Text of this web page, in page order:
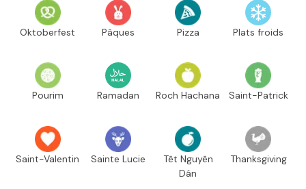
Oktoberfest Pâques Pizza Plats froids
Pourim Ramadan Roch Hachana Saint-Patrick
Saint-Valentin Sainte Lucie
Têt Nguyên
Dán
Thanksgiving